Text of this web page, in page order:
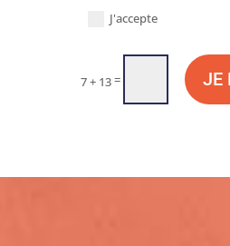
J'accepte
7 + 13= JE